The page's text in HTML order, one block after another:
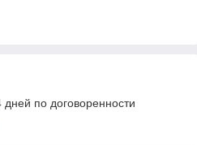
дней по договоренности